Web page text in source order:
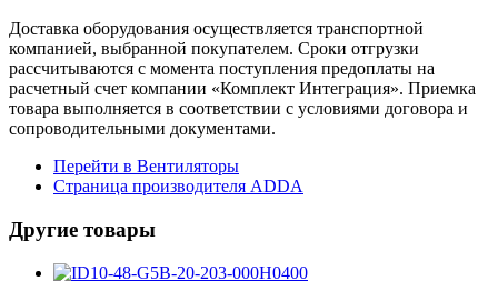
Доставка оборудования осуществляется транспортной
компанией, выбранной покупателем. Сроки отгрузки
рассчитываются с момента поступления предоплаты на
расчетный счет компании «Комплект Интеграция». Приемка
товара выполняется в соответствии с условиями договора и
сопроводительными документами.
Перейти в Вентиляторы
Страница производителя ADDA
Другие товары